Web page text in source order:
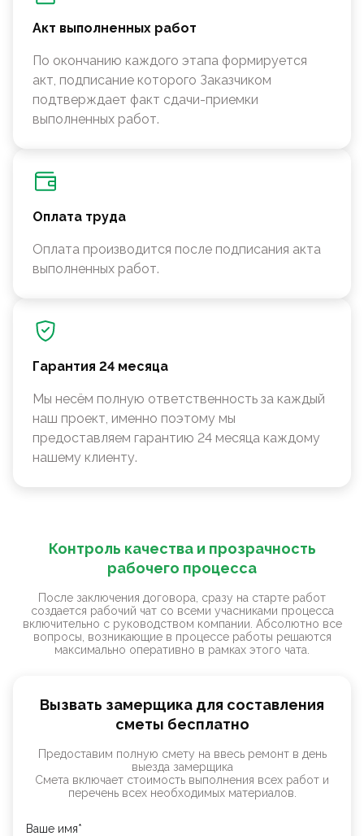
Акт выполненных работ
По окончанию каждого этапа формируется
акт, подписание которого Заказчиком
подтверждает факт сдачи-приемки
выполненных работ.
Оплата труда
Оплата производится после подписания акта
выполненных работ.
Гарантия 24 месяца
Мы несём полную ответственность за каждый
наш проект, именно поэтому мы
предоставляем гарантию 24 месяца каждому
нашему клиенту.
Контроль качества и прозрачность
рабочего процесса
После заключения договора, сразу на старте работ
создается рабочий чат со всеми учасниками процесса
включительно с руководством компании. Абсолютно все
вопросы, возникающие в процессе работы решаются
максимально оперативно в рамках этого чата.
Вызвать замерщика для составления
сметы бесплатно
Предоставим полную смету на ввесь ремонт в день
выезда замерщика
Смета включает стоимость выполнения всех работ и
перечень всех необходимых материалов.
Ваше имя*